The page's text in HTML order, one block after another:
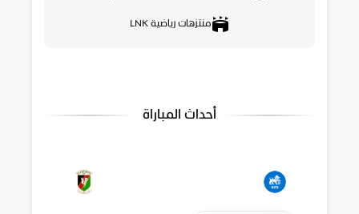
منتزهات رياضية LNK
أحداث المباراة